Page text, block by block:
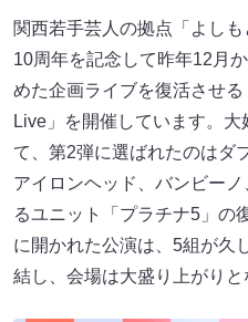
関西若手芸人の拠点「よし
10周年を記念して昨年12月
めた企画ライブを復活させ
Live」を開催しています。
て、第2弾に選ばれたのはダ
アイロンヘッド、バンビー
るユニット「プラチナ5」の
に開かれた公演は、5組が久
結し、会場は大盛り上がりと